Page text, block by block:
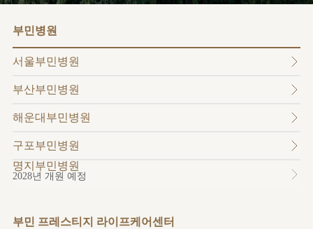
연혁
조직도
오시는길
의료진
외래진료
부민병원
40주년
역사관
프레스티지
라이프케어센터
부민병원
서울부민병원
부산부민병원
해운대부민병원
구포부민병원
명지부민병원
2028년 개원 예정
부민 프레스티지 라이프케어센터